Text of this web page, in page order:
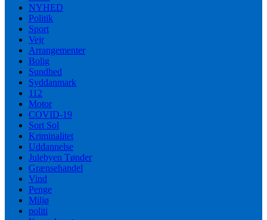
NYHED
Politik
Sport
Vejr
Arrangementer
Bolig
Sundhed
Syddanmark
112
Motor
COVID-19
Sort Sol
Kriminalitet
Uddannelse
Julebyen Tønder
Grænsehandel
Vind
Penge
Miljø
politi